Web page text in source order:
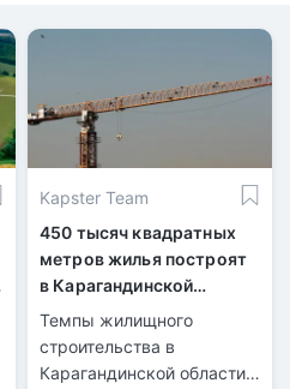
Kapster Team
450 тысяч квадратных
метров жилья построят
в Карагандинской
области
Темпы жилищного
строительства в
Карагандинской области